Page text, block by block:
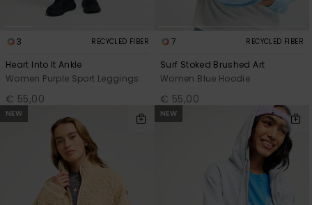
3 RECYCLED FIBER
Heart Into It Ankle
Women Purple Sport Leggings
€ 55,00
7 RECYCLED FIBER
Surf Stoked Brushed Art
Women Blue Hoodie
€ 55,00
NEW NEW